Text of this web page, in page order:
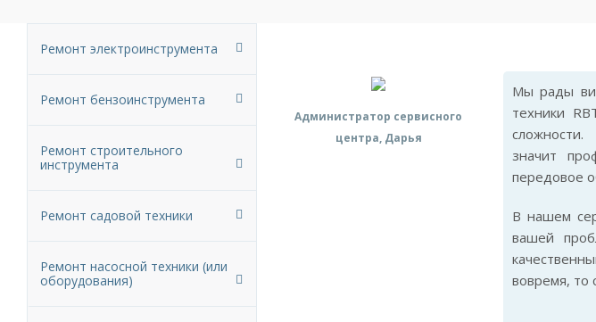
Администратор сервисного
центра, Дарья
Мы рады
техники
значит
передовое
В нашем
вашей
вовремя, то
Ремонт электроинструмента
Ремонт бензоинструмента
Ремонт строительного
инструмента
Ремонт садовой техники
Ремонт насосной техники (или
оборудования)